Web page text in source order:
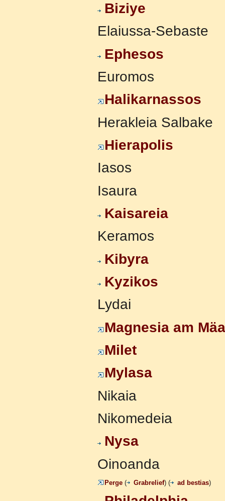
Biziye
Elaiussa-Sebaste
Ephesos
Euromos
Halikarnassos
Herakleia Salbake
Hierapolis
Iasos
Isaura
Kaisareia
Keramos
Kibyra
Kyzikos
Lydai
Magnesia am
Milet
Mylasa
Nikaia
Nikomedeia
Nysa
Oinoanda
Perge ( Grabrelief) ( ad bestias)